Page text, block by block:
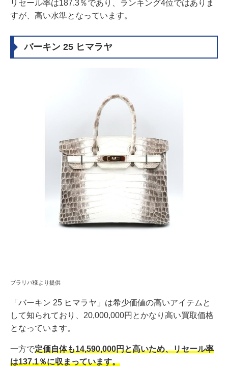
リセール率は187.3％であり、ランキング4位ではありま
すが、高い水準となっています。
バーキン 25 ヒマラヤ
ブラリバ様より提供
「バーキン 25 ヒマラヤ」は希少価値の高いアイテムと
して知られており、20,000,000円とかなり高い買取価格
となっています。
一方で定価自体も14,590,000円と高いため、リセール率
は137.1％に収まっています。